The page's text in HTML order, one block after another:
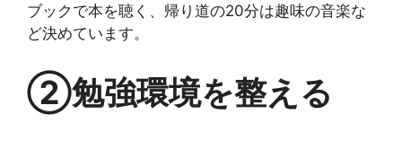
ブックで本を聴く、帰り道の20分は趣味の音楽な
ど決めています。
②勉強環境を整える